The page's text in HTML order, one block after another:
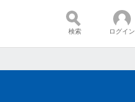
検索 ログイン